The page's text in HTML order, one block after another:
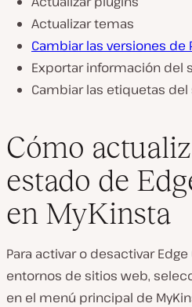
Actualizar temas
Cambiar las versiones de
Exportar información del
Cambiar las etiquetas del
Cómo
estado de
en MyKinsta
Para activar o desactivar
entornos de sitios web,
en el menú principal de